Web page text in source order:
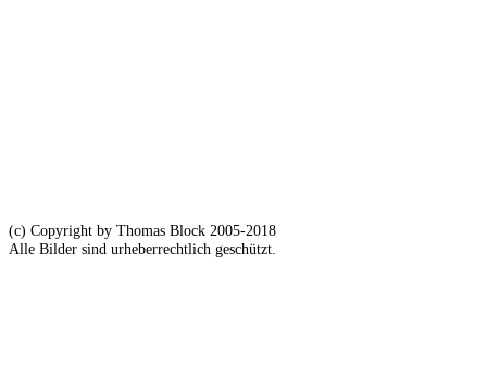
(c) Copyright by Thomas Block 2005-2018
Alle Bilder sind urheberrechtlich geschützt.